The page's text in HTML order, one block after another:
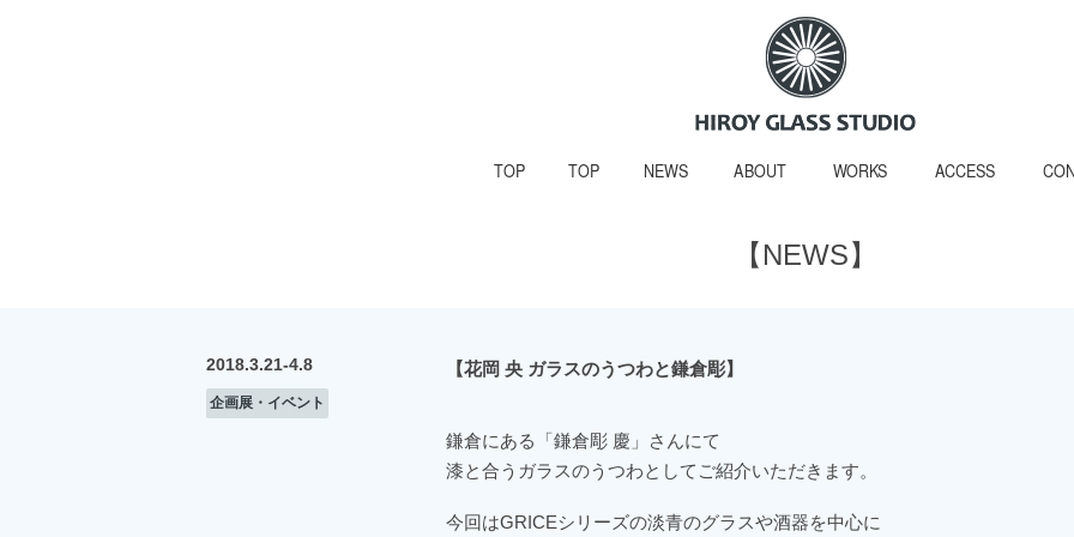
TOP TOP NEWS ABOUT WORKS ACCESS
【NEWS】
2018.3.21-4.8
企画展・イベント
【花岡 央 ガラスのうつわと鎌倉彫】
鎌倉にある「鎌倉彫 慶」さんにて
漆と合うガラスのうつわとしてご紹介いただきます。
今回はGRICEシリーズの淡青のグラスや酒器を中心に